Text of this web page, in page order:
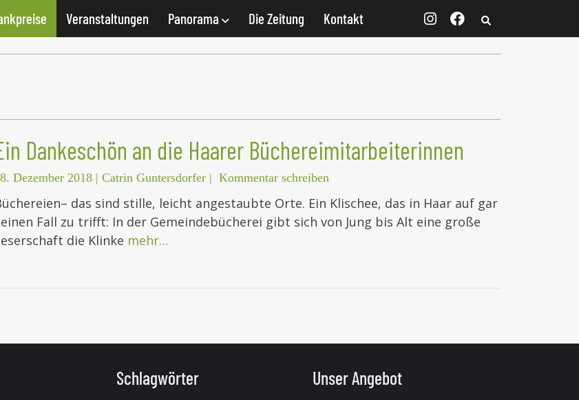
Veranstaltungen Panorama Die Zeitung Kontakt
Dankeschön an die Haarer Büchereimitarbeiterinnen
Dezember 2018 | Catrin Guntersdorfer | Kommentar schreiben
das sind stille, leicht angestaubte Orte. Ein Klischee, das in Haar auf gar
Fall zu trifft: In der Gemeindebücherei gibt sich von Jung bis Alt eine große
die Klinke mehr…
Schlagwörter Unser Angebot